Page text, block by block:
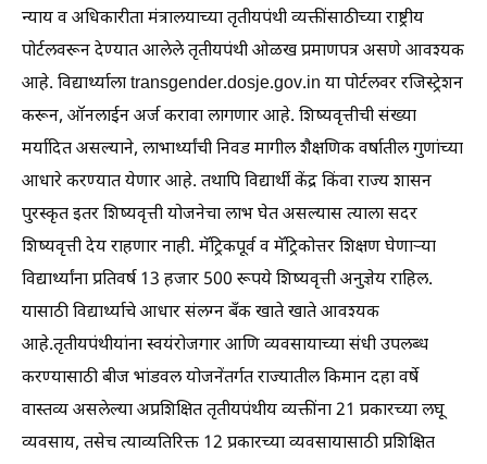
न्याय व अधिकारीता मंत्रालयाच्या तृतीयपंथी व्यक्तींसाठीच्या राष्ट्रीय
पोर्टलवरून देण्यात आलेले तृतीयपंथी ओळख प्रमाणपत्र असणे आवश्यक
आहे. विद्यार्थ्याला transgender.dosje.gov.in या पोर्टलवर रजिस्ट्रेशन
करून, ऑनलाईन अर्ज करावा लागणार आहे. शिष्यवृत्तीची संख्या
मर्यादित असल्याने, लाभार्थ्यांची निवड मागील शैक्षणिक वर्षातील गुणांच्या
आधारे करण्यात येणार आहे. तथापि विद्यार्थी केंद्र किंवा राज्य शासन
पुरस्कृत इतर शिष्यवृत्ती योजनेचा लाभ घेत असल्यास त्याला सदर
शिष्यवृत्ती देय राहणार नाही. मॅट्रिकपूर्व व मॅट्रिकोत्तर शिक्षण घेणाऱ्या
विद्यार्थ्यांना प्रतिवर्ष 13 हजार 500 रूपये शिष्यवृत्ती अनुज्ञेय राहिल.
यासाठी विद्यार्थ्याचे आधार संलग्न बँक खाते खाते आवश्यक
आहे.तृतीयपंथीयांना स्वयंरोजगार आणि व्यवसायाच्या संधी उपलब्ध
करण्यासाठी बीज भांडवल योजनेंतर्गत राज्यातील किमान दहा वर्षे
वास्तव्य असलेल्या अप्रशिक्षित तृतीयपंथीय व्यक्तींना 21 प्रकारच्या लघू
व्यवसाय, तसेच त्याव्यतिरिक्त 12 प्रकारच्या व्यवसायासाठी प्रशिक्षित